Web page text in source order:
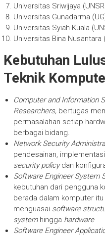
Universitas Sriwijaya
Universitas Gunadarma
Universitas Syiah Kuala
Universitas Bina Nusantara
Kebutuhan
Teknik
Computer and Information
Researchers,bertugas
permasalahan setiap
berbagai bidang.
Network Security
pendesainan,
security policydan
Software Engineer System
kebutuhan dari pengguna
berada dalam komputer
menguasaisoftware
systemhingga hardware
Software Engineer